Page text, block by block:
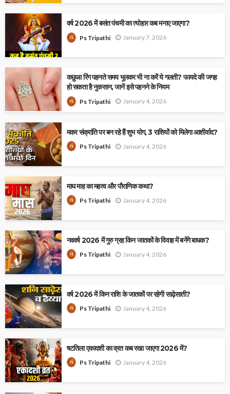
वर्ष 2026 में बसंत पंचमी का त्योहार कब मनाए जाएगा?
Ps Tripathi January 7, 2026
कछुआ रिंग पहनते समय भूलकर भी ना करें ये गलती? फायदे की जगह
हो सकता है नुकसान, जानें इसे पहनने के नियम
Ps Tripathi January 4, 2026
मकर संक्रांति पर बन रहे हैं शुभ योग, 3 राशियों को मिलेगा आशीर्वाद?
Ps Tripathi January 4, 2026
माघ माह का महत्व और पौराणिक कथा?
Ps Tripathi January 4, 2026
नववर्ष 2026 में गुरु ग्रह किन जातकों के विवाह में बनेंगे बाधक?
Ps Tripathi January 4, 2026
वर्ष 2026 में किन राशि के जातकों पर रहेगी साढ़ेसाती?
Ps Tripathi January 4, 2026
षटतिला एकादशी का व्रत कब रखा जाएगा 2026 में?
Ps Tripathi January 4, 2026